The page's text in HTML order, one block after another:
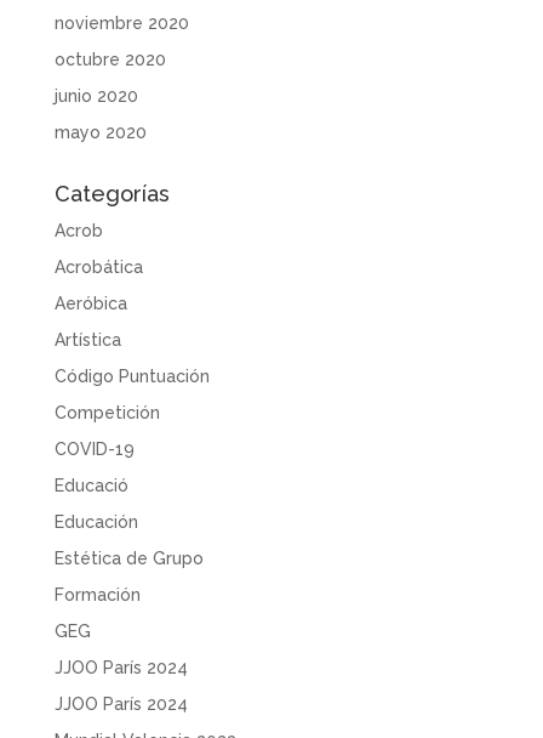
noviembre 2020
octubre 2020
junio 2020
mayo 2020
Categorías
Acrob
Acrobática
Aeróbica
Artística
Código Puntuación
Competición
COVID-19
Educació
Educación
Estética de Grupo
Formación
GEG
JJOO París 2024
JJOO París 2024